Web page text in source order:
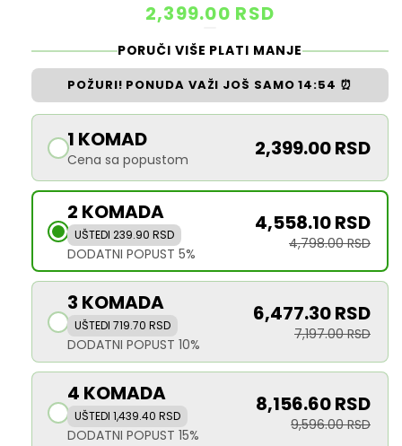
R
e
g
u
l
a
r
p
r
i
c
e
2,399.00 RSD
PORUČI VIŠE PLATI MANJE
POŽURI! PONUDA VAŽI JOŠ SAMO14:53 ⏰
1 KOMAD
Cena sa popustom 2,399.00 RSD
2 KOMADA
UŠTEDI 239.90 RSD
DODATNI POPUST 5%
4,558.10 RSD
4,798.00 RSD
3 KOMADA
UŠTEDI 719.70 RSD
DODATNI POPUST 10%
6,477.30 RSD
7,197.00 RSD
4 KOMADA
UŠTEDI 1,439.40 RSD
DODATNI POPUST 15%
8,156.60 RSD
9,596.00 RSD